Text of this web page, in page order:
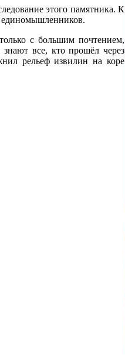
этого памятника. К
единомышленников.
с большим почтением,
все, кто прошёл через
рельеф извилин на коре